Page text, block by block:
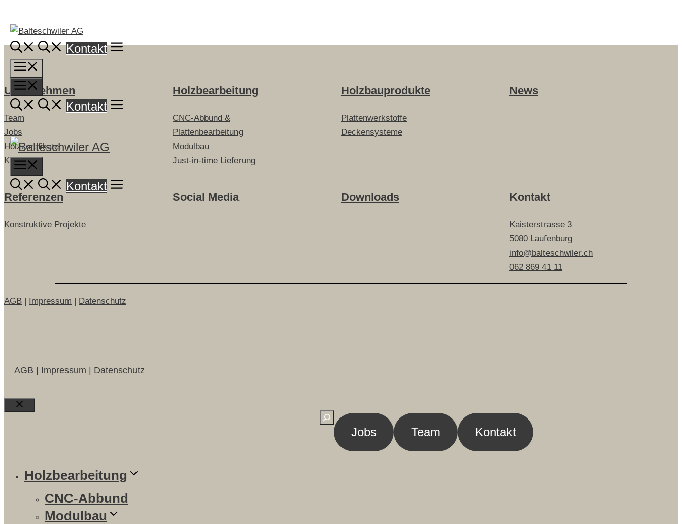
zum
Inhalt
Kontakt
Menü
Kontakt
Kontakt
Unternehmen
Team
Jobs
Holzzertifikate
Kontakt
Holzbearbeitung
CNC-Abbund &
Plattenbearbeitung
Modulbau
Just-in-time Lieferung
Holzbauprodukte
Plattenwerkstoffe
Deckensysteme
News
Referenzen
Konstruktive Projekte
Social Media Downloads Kontakt
Kaisterstrasse 3
5080 Laufenburg
info@balteschwiler.ch
062 869 41 11
AGB | Impressum | Datenschutz
AGB | Impressum | Datenschutz
Close Suchen
Jobs Team Kontakt
Holzbearbeitung
CNC-Abbund
Modulbau